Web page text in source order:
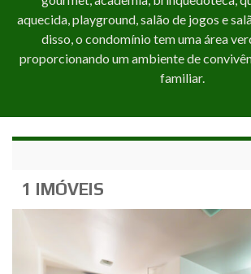
aquecida, playground, salão de jogos e
disso, o condomínio tem uma área
proporcionando um ambiente de
familiar.
1 IMÓVEIS